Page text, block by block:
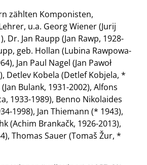
zählten Komponisten,
u.a. Georg Wiener (Jurij
Dr. Jan Raupp (Jan Rawp, 1928-
geb. Hollan (Lubina Rawpowa-
Jan Paul Nagel (Jan Pawoł
Detlev Kobela (Detlef Kobjela, *
Bulank, 1931-2002), Alfons
1933-1989), Benno Nikolaides
1998), Jan Thiemann (* 1943),
(Achim Brankačk, 1926-2013),
Thomas Sauer (Tomaš Žur, *